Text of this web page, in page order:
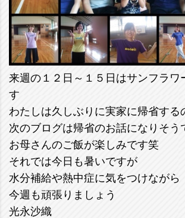
来週の１２日～１５日はサンフラワ
す
わたしは久しぶりに実家に帰省する
次のブログは帰省のお話になりそう
お母さんのご飯が楽しみです笑
それでは今日も暑いですが
水分補給や熱中症に気をつけながら
今週も頑張りましょう
光永沙織